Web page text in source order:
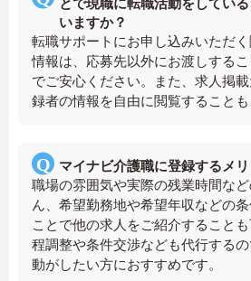
とで現職に転職活動をしてい
いますか？
転職サポートにお申し込みいただ
情報は、応募先以外にお渡しする
でご安心ください。また、求人掲
録者の情報を自由に閲覧することも
マイナビ介護職に登録するメ
職場の雰囲気や実際の残業時間な
ん、希望勤務地や希望年収などの
ことで他の求人をご紹介すること
程調整や条件交渉なども代行する
動がしたい方におすすめです。